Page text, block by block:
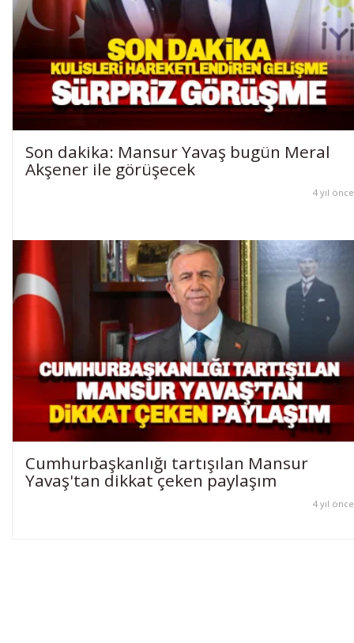
Son dakika: Mansur Yavaş bugün Meral
Akşener ile görüşecek
4 yıl önce
Cumhurbaşkanlığı tartışılan Mansur
Yavaş'tan dikkat çeken paylaşım
4 yıl önce